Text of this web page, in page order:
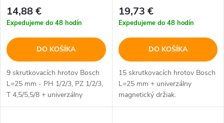
14,88 €
Expedujeme do 48 hodín
DO KOŠÍKA
9 skrutkovacích hrotov Bosch
L=25 mm - PH 1/2/3, PZ 1/2/3,
T 4,5/5,5/8 + univerzálny
magnetický držiak.
19,73 €
Expedujeme do 48 hodín
DO KOŠÍKA
15 skrutkovacích hrotov Bosch
L=25 mm + univerzálny
magnetický držiak.